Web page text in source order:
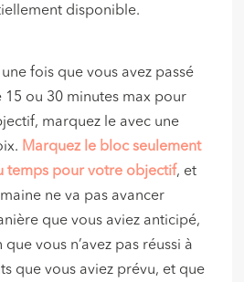
disponible.
fois que vous avez passé
ou 30 minutes max pour
marquez le avec une
Marquez le bloc seulement
temps pour votre objectif, et
ne va pas avancer
que vous aviez anticipé,
vous n’avez pas réussi à
que vous aviez prévu, et que